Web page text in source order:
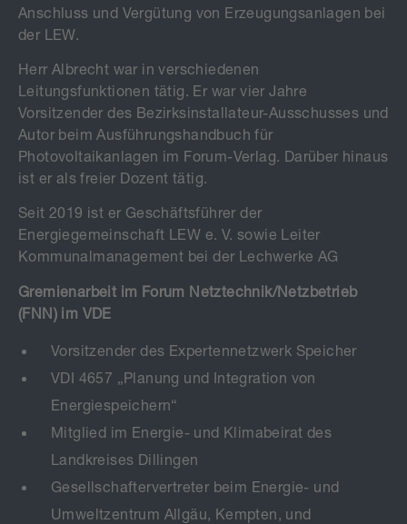
Anschluss und Vergütung von Erzeugungsanlagen bei
der LEW.
Herr Albrecht war in verschiedenen
Leitungsfunktionen tätig. Er war vier Jahre
Vorsitzenderdes Bezirksinstallateur-Ausschusses und
Autor beim Ausführungshandbuch für
Photovoltaikanlagen im Forum-Verlag. Darüber hinaus
ist er als freier Dozent tätig.
Seit 2019 ist er Geschäftsführer der
Energiegemeinschaft LEW e. V. sowie Leiter
Kommunalmanagement bei der Lechwerke AG
Gremienarbeit im Forum Netztechnik/Netzbetrieb
(FNN) im VDE
Vorsitzender des Expertennetzwerk Speicher
VDI 4657 „Planung und Integration von
Energiespeichern“
Mitglied im Energie- und Klimabeirat des
Landkreises Dillingen
Gesellschaftervertreter beim Energie- und
Umweltzentrum Allgäu, Kempten, und